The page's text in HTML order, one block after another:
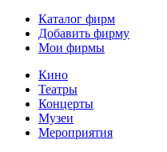
Каталог фирм
Добавить фирму
Мои фирмы
Кино
Театры
Концерты
Музеи
Мероприятия